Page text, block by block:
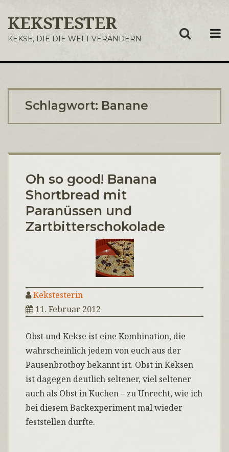
KEKSTESTER
KEKSE, DIE DIE WELT VERÄNDERN
Schlagwort: Banane
Oh so good! Banana
Shortbread mit
Paranüssen und
Zartbitterschokolade
Kekstesterin
11. Februar 2012
Obst und Kekse ist eine Kombination, die
wahrscheinlich jedem von euch aus der
Pausenbrotboy bekannt ist. Obst in Keksen
ist dagegen deutlich seltener, viel seltener
auch als Obst in Kuchen – zu Unrecht, wie ich
bei diesem Backexperiment mal wieder
feststellen durfte.